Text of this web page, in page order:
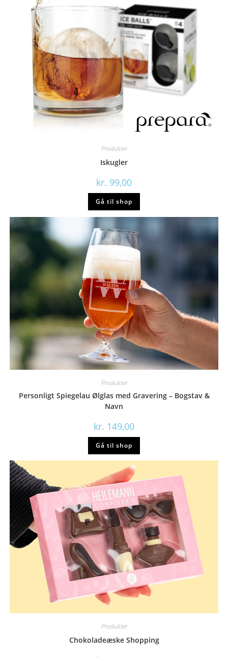
Produkter
Iskugler
kr. 99,00
Gå til shop
Produkter
Personligt Spiegelau Ølglas med Gravering – Bogstav &
Navn
kr. 149,00
Gå til shop
Produkter
Chokoladeæske Shopping